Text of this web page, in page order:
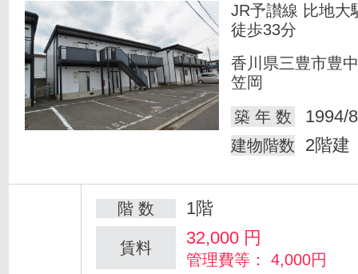
JR予讃線 比地大
徒歩33分
香川県三豊市豊
笠岡
築 年 数
1994/
建物階数 2階建
階 数 1階
賃料 32,000 円
管理費等： 4,000円